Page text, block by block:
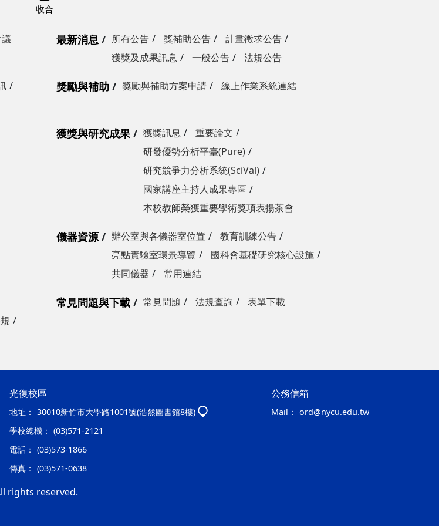
最新消息 所有公告 獎補助公告
計畫徵求公告
獲獎及成果訊息
一般公告 法規公告
獎勵與補助 獎勵與補助方案申請 線上作業系統連結
獲獎與研究成果 獲獎訊息
重要論文
研發優勢分析平臺(Pure)
研究競爭力分析系統(SciVal)
國家講座主持人成果專區
本校教師榮獲重要學術獎項表揚茶會
儀器資源 辦公室與各儀器室位置
教育訓練公告
亮點實驗室環景導覽
國科會基礎研究核心設施
共同儀器
常用連結
常見問題與下載 常見問題 法規查詢 表單下載
光復校區
地址： 30010新竹市大學路1001號(浩然圖書館8樓)
學校總機： (03)571-2121
電話： (03)573-1866
傳真： (03)571-0638
公務信箱
Mail： ord@nycu.edu.tw
rights reserved.